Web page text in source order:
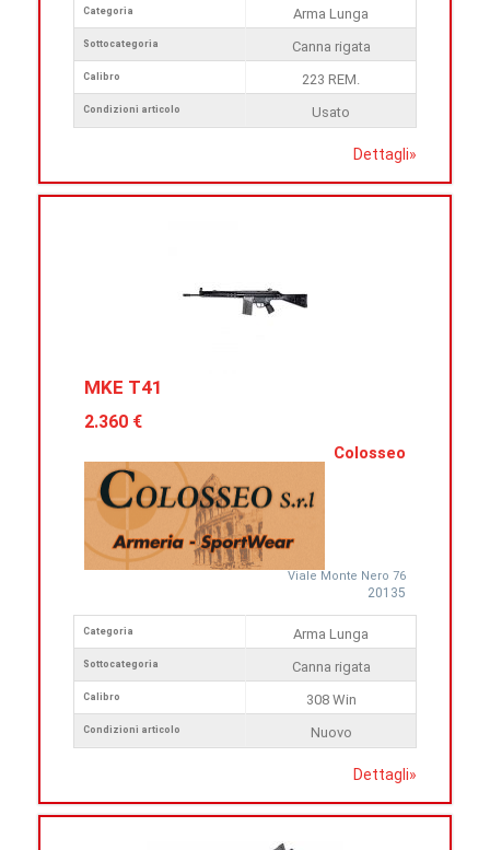
Categoria
Sottocategoria
Calibro
Condizioni articolo
Arma Lunga
Canna rigata
223 REM.
Usato
Dettagli»
MKE T41
2.360 €
Colosseo
Viale Monte Nero 76
20135
Categoria
Sottocategoria
Calibro
Condizioni articolo
Arma Lunga
Canna rigata
308 Win
Nuovo
Dettagli»